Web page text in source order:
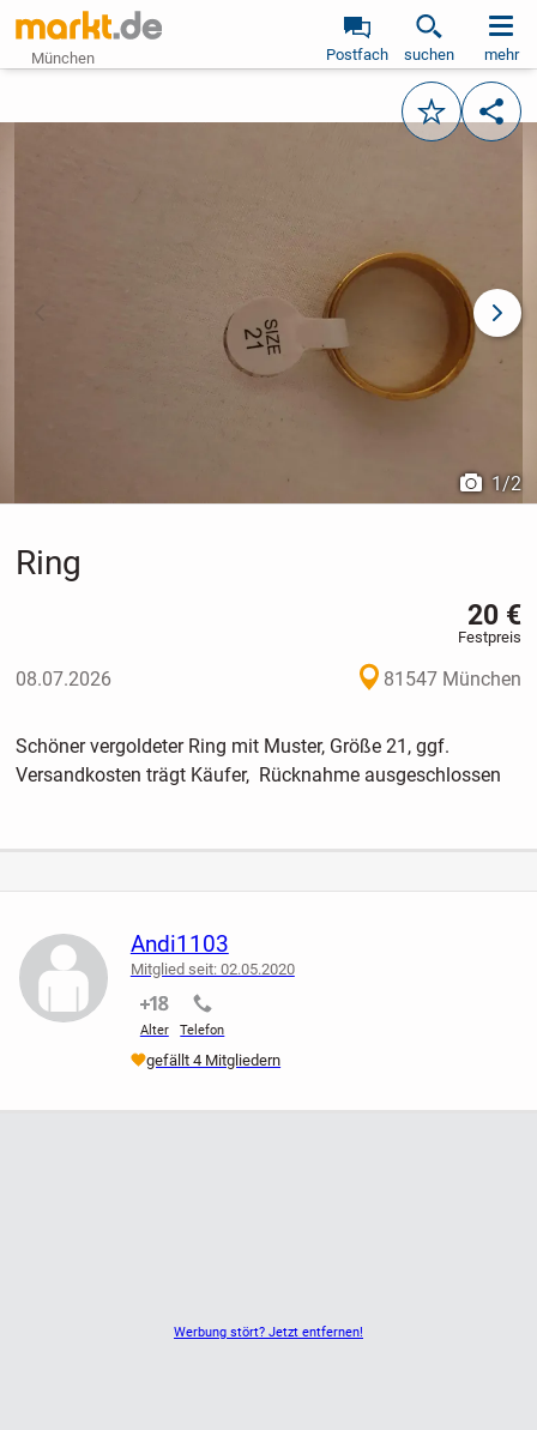
München Postfach suchen mehr
Merken
1/2
Ring
20 €
Festpreis
08.07.2026 81547 München
Schöner vergoldeter Ring mit Muster, Größe 21, ggf.
Versandkosten trägt Käufer, Rücknahme ausgeschlossen
Werbung stört? Jetzt entfernen!
Andi1103
Mitglied seit: 02.05.2020
Alter
nicht verifiziert
Telefon
nicht verifiziert
gefällt 4 Mitgliedern